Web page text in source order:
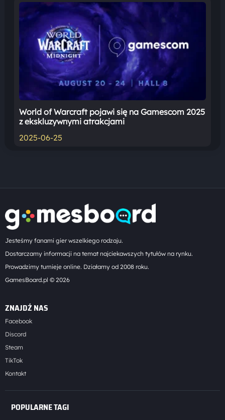
World of Warcraft pojawi się na Gamescom 2025
z ekskluzywnymi atrakcjami
2025-06-25
Jesteśmy fanami gier wszelkiego rodzaju.
Dostarczamy informacji na temat najciekawszych tytułów na rynku.
Prowadzimy turnieje online. Działamy od 2008 roku.
GamesBoard.pl © 2026
ZNAJDŹ NAS
Facebook
Discord
Steam
TikTok
Kontakt
POPULARNE TAGI